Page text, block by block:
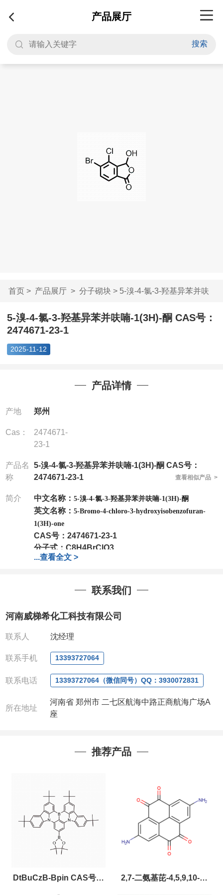
产品展厅
搜索
首页> 产品展厅> 分子砌块> 5-溴-4-氯-3-羟基异苯并呋
喃-1...
5-溴-4-氯-3-羟基异苯并呋喃-1(3H)-酮 CAS号：
2474671-23-1
2025-11-12
产品详情
产地 郑州
Cas：
2474671-
23-1
产品名
称
5-溴-4-氯-3-羟基异苯并呋喃-1(3H)-酮 CAS号：
2474671-23-1
查看相似产品 >
简介 中文名称： 5-溴-4-氯-3-羟基异苯并呋喃-1(3H)-酮
英文名称： 5-Bromo-4-chloro-3-hydroxyisobenzofuran-
1(3H)-one
CAS号： 2474671-23-1
分子式： C8H4BrClO3
分子量：263.47
;1g;2.5g ;5g ;10g可根据客户需求进行分装
我司对高校及科研单位先发货和
全额退款,并承担所有运费。
:0371-63377391/13393727064
微信 :13393727064
联系人: 沈晓东(欢迎致电
...查看全文 >
联系我们
河南威梯希化工科技有限公司
联系人 沈经理
联系手机 13393727064
联系电话 13393727064（微信同号）QQ：3930072831
所在地址
河南省 郑州市 二七区航海中路正商航海广场A
座
推荐产品
DtBuCzB-Bpin CAS号： 2,7-二氨基芘-4,5,9,10-四